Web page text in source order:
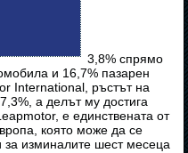
3,8% спрямо
и 16,7% пазарен
International, ръстът на
а делът му достига
е единствената от
която може да се
за изминалите шест месеца